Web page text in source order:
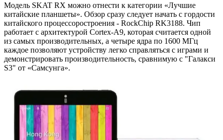
Модель SKAT RX можно отнести к категории «Лучшие
китайские планшеты». Обзор сразу следует начать с гордости
китайского процессоростроения - RockChip RK3188. Чип
работает с архитектурой Cortex-A9, которая считается одной
из самых производительных, а четыре ядра по 1600 МГц
каждое позволяют устройству легко справляться с играми и
демонстрировать производительность, сравнимую с "Галакси
S3" от «Самсунга».